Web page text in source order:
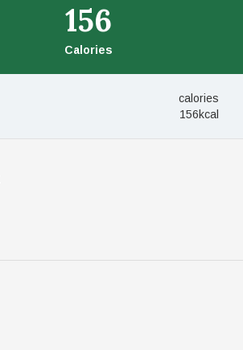
156
Calories
calories
156kcal